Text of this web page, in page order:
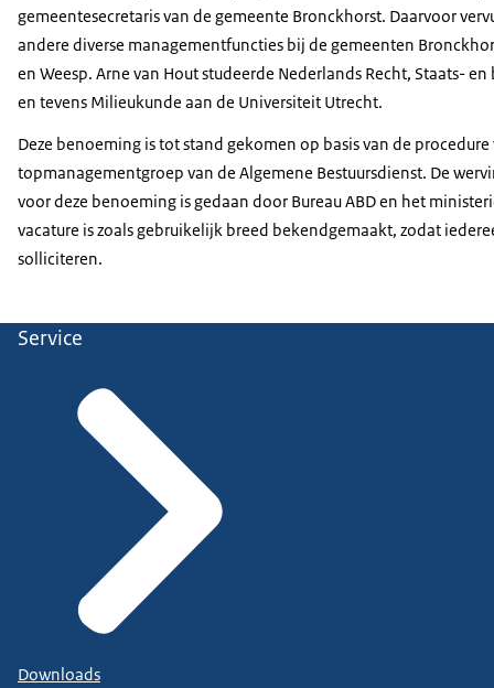
gemeentesecretaris van de gemeente Bronckhorst. Daarvoor
andere diverse managementfuncties bij de gemeenten
en Weesp. Arne van Hout studeerde Nederlands Recht, Staats- en
en tevens Milieukunde aan de Universiteit Utrecht.
Deze benoeming is tot stand gekomen op basis van de
topmanagementgroep van de Algemene Bestuursdienst. De
voor deze benoeming is gedaan door Bureau ABD en het
vacature is zoals gebruikelijk breed bekendgemaakt, zodat
solliciteren.
Service
Downloads